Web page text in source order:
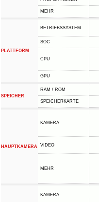
MEHR
PLATTFORM
BETRIEBSSYSTEM
SOC
CPU
GPU
SPEICHER
RAM / ROM
SPEICHERKARTE
HAUPTKAMERA
KAMERA
VIDEO
MEHR
KAMERA